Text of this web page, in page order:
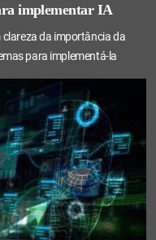
implementar IA
da importância da
para implementá-la